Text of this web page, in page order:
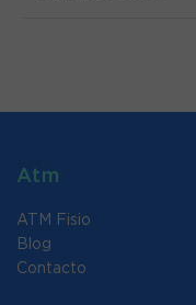
Atm
ATM Fisio
Blog
Contacto